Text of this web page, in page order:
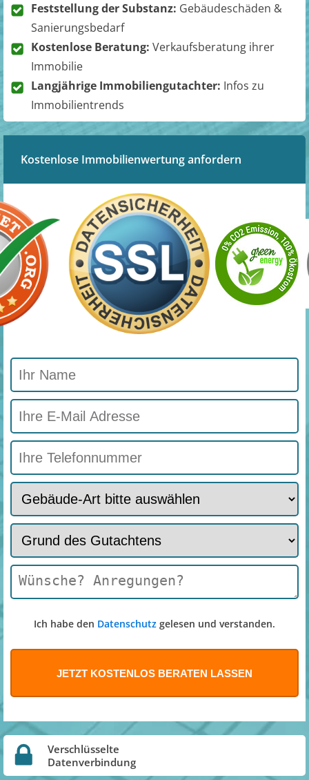
Feststellung der Substanz: Gebäudeschäden &
Sanierungsbedarf
Kostenlose Beratung: Verkaufsberatung ihrer
Immobilie
Langjährige Immobiliengutachter: Infos zu
Immobilientrends
Kostenlose Immobilienwertung anfordern
Ich habe den Datenschutz gelesen und verstanden.
Verschlüsselte
Datenverbindung